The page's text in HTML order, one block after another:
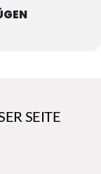
SEITE